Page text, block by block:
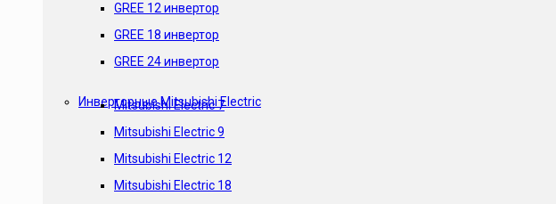
GREE 12 инвертор
GREE 18 инвертор
GREE 24 инвертор
Инверторные Mitsubishi Electric
Mitsubishi Electric 7
Mitsubishi Electric 9
Mitsubishi Electric 12
Mitsubishi Electric 18